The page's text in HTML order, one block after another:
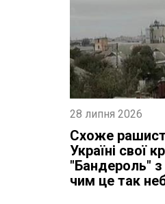
28 липня 2026
Схоже
Україні свої
"Бандероль"
чим це так